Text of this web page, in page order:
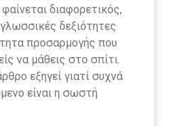
διαφορετικός,
δεξιότητες
προσαρμογής που
να μάθεις στο σπίτι.
εξηγεί γιατί συχνά
είναι η σωστή